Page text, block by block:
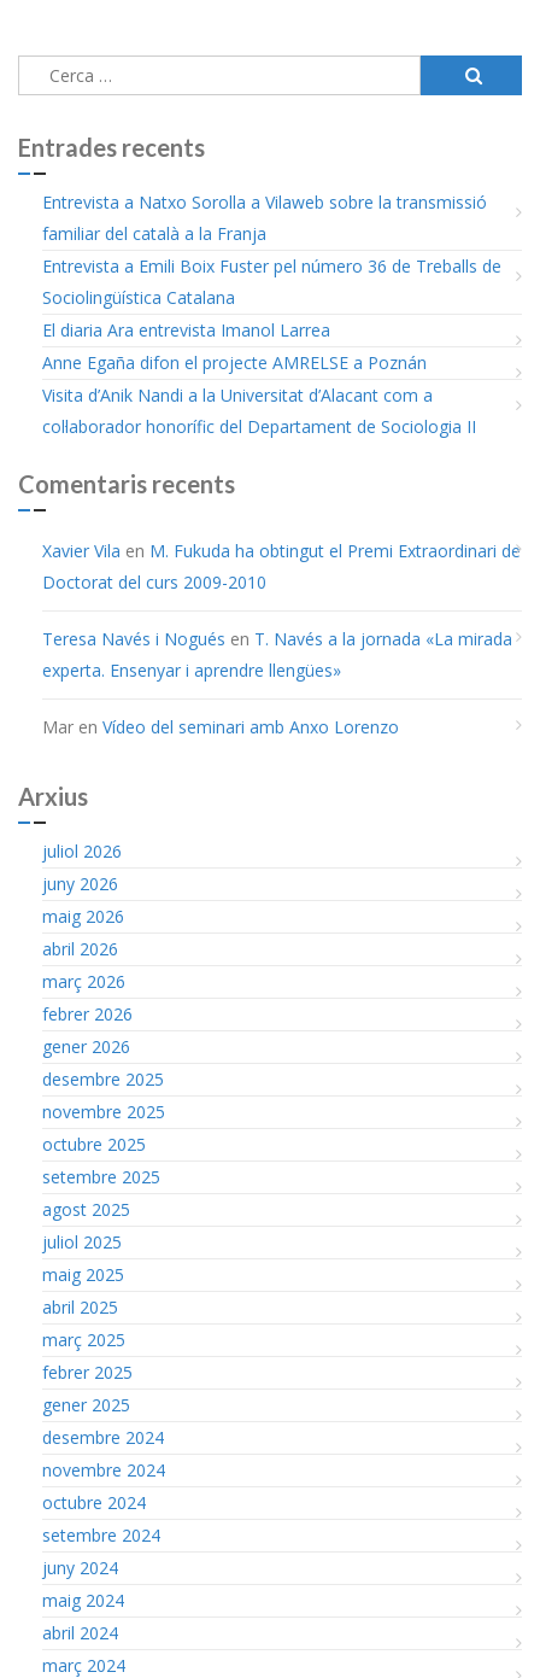
Cerca:
Entrades recents
Entrevista a Natxo Sorolla a Vilaweb sobre la transmissió
familiar del català a la Franja
Entrevista a Emili Boix Fuster pel número 36 de Treballs de
Sociolingüística Catalana
El diaria Ara entrevista Imanol Larrea
Anne Egaña difon el projecte AMRELSE a Poznán
Visita d’Anik Nandi a la Universitat d’Alacant com a
col·laborador honorífic del Departament de Sociologia II
Comentaris recents
Xavier Vila en M. Fukuda ha obtingut el Premi Extraordinari de
Doctorat del curs 2009-2010
Teresa Navés i Nogués en T. Navés a la jornada «La mirada
experta. Ensenyar i aprendre llengües»
Mar en Vídeo del seminari amb Anxo Lorenzo
Arxius
juliol 2026
juny 2026
maig 2026
abril 2026
març 2026
febrer 2026
gener 2026
desembre 2025
novembre 2025
octubre 2025
setembre 2025
agost 2025
juliol 2025
maig 2025
abril 2025
març 2025
febrer 2025
gener 2025
desembre 2024
novembre 2024
octubre 2024
setembre 2024
juny 2024
maig 2024
abril 2024
març 2024